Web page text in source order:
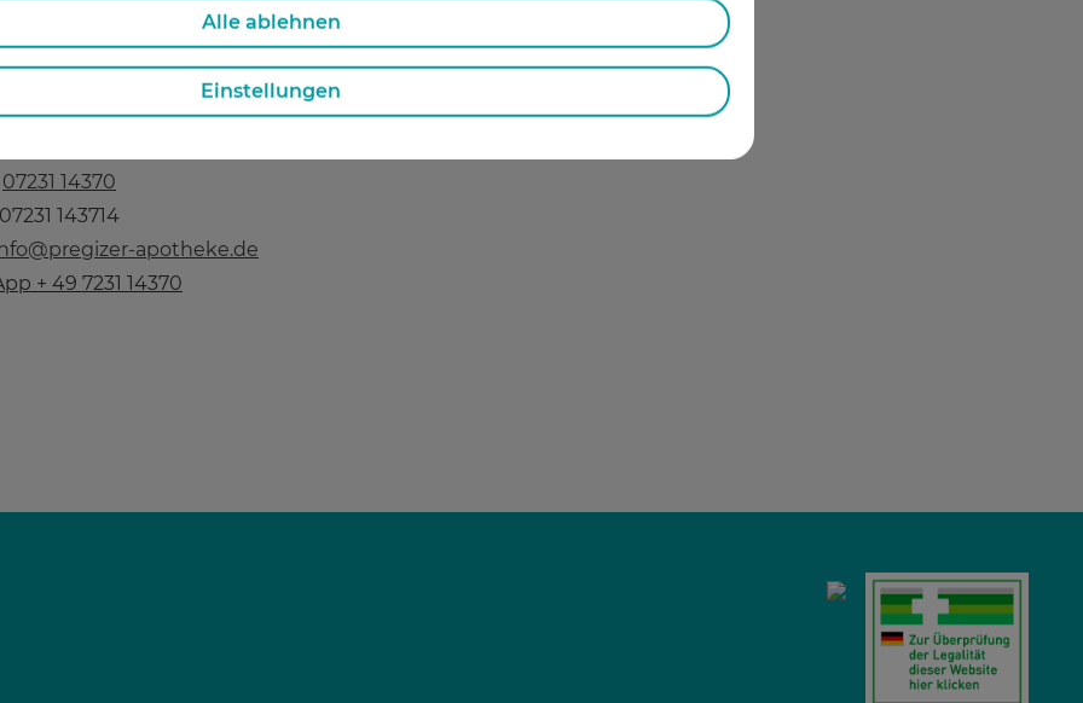
Alle ablehnen
Einstellungen
07231 14370
143714
apotheke.de
+ 49 7231 14370